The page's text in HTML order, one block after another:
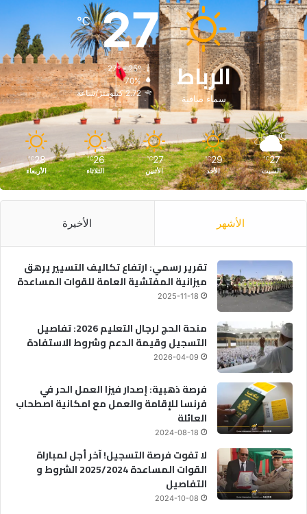
الرباط
سماء صافية
27
℃
27º - 25º
70%
2.72 كيلومتر/ساعة
27
℃
السبت
29
℃
الأحد
27
℃
الأثنين
26
℃
الثلاثاء
28
℃
الأربعاء
الأشهر الأخيرة
تقرير رسمي: ارتفاع تكاليف التسيير يرهق
ميزانية المفتشية العامة للقوات المساعدة
2025-11-18
منحة الحج لرجال التعليم 2026: تفاصيل
التسجيل وقيمة الدعم وشروط الاستفادة
2026-04-09
فرصة ذهبية: إصدار فيزا العمل الحر في
فرنسا للإقامة والعمل مع امكانية اصطحاب
العائلة
2024-08-18
لا تفوت فرصة التسجيل! آخر أجل لمباراة
القوات المساعدة 2025/2024 الشروط و
التفاصيل
2024-10-08